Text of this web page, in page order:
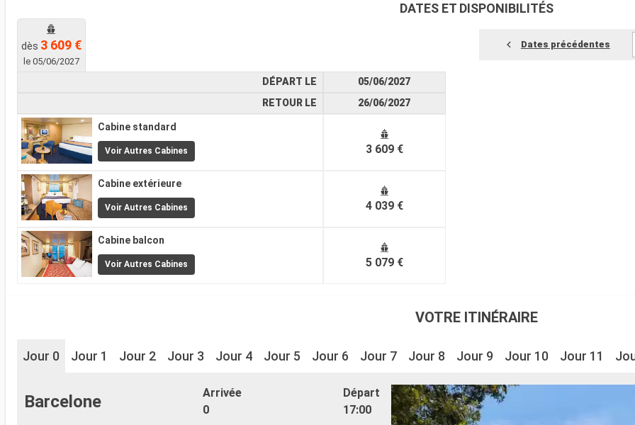
DATES ET DISPONIBILITÉS
dès 3 609 €
le 05/06/2027
Dates précédentes
DÉPART LE
RETOUR LE
Cabine standard
Voir Autres Cabines
Cabine extérieure
Voir Autres Cabines
Cabine balcon
Voir Autres Cabines
05/06/2027
26/06/2027
3 609 €
4 039 €
5 079 €
VOTRE ITINÉRAIRE
Jour 0 Jour 1 Jour 2 Jour 3 Jour 4 Jour 5 Jour 6 Jour 7 Jour 8 Jour 9 Jour 10 Jour 11
Barcelone
Arrivée
0
Départ
17:00